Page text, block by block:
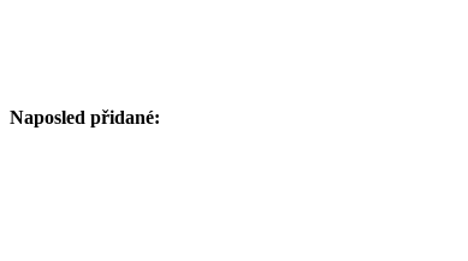
Naposled přidané: